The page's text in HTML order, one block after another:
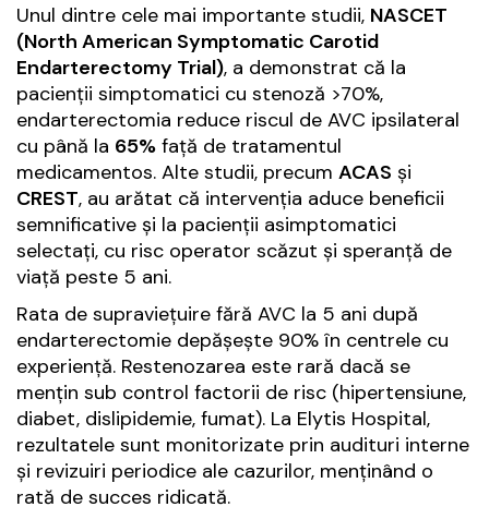
Unul dintre cele mai importante studii, NASCET
(North American Symptomatic Carotid
Endarterectomy Trial), a demonstrat că la
pacienții simptomatici cu stenoză >70%,
endarterectomia reduce riscul de AVC ipsilateral
cu până la 65% față de tratamentul
medicamentos. Alte studii, precum ACAS și
CREST, au arătat că intervenția aduce beneficii
semnificative și la pacienții asimptomatici
selectați, cu risc operator scăzut și speranță de
viață peste 5 ani.
Rata de supraviețuire fără AVC la 5 ani după
endarterectomie depășește 90% în centrele cu
experiență. Restenozarea este rară dacă se
mențin sub control factorii de risc (hipertensiune,
diabet, dislipidemie, fumat). La Elytis Hospital,
rezultatele sunt monitorizate prin audituri interne
și revizuiri periodice ale cazurilor, menținând o
rată de succes ridicată.